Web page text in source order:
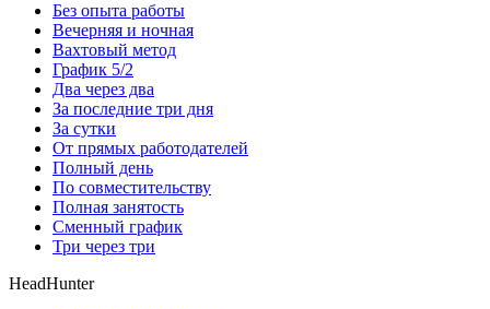
Без опыта работы
Вечерняя и ночная
Вахтовый метод
График 5/2
Два через два
За последние три дня
За сутки
От прямых работодателей
Полный день
По совместительству
Полная занятость
Сменный график
Три через три
HeadHunter